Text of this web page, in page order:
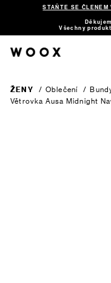
STAŇTE SE
Všechny
ŽENY / Oblečení /
Větrovka Ausa Midnight